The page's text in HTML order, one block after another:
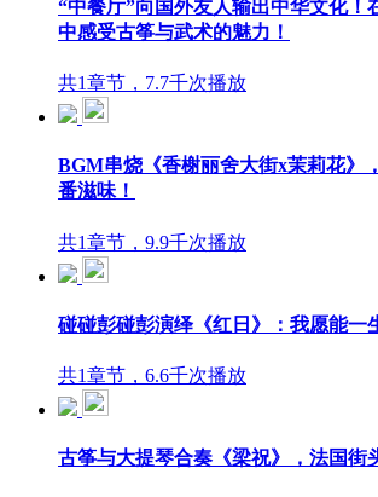
“中餐厅”向国外友人输出中华文化！
中感受古筝与武术的魅力！
共1章节，7.7千次播放
BGM串烧《香榭丽舍大街x茉莉花》
番滋味！
共1章节，9.9千次播放
碰碰彭碰彭演绎《红日》：我愿能一
共1章节，6.6千次播放
古筝与大提琴合奏《梁祝》，法国街